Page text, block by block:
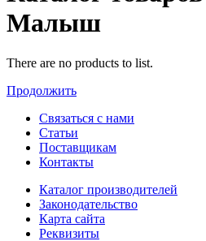
Малыш
There are no products to list.
Продолжить
Связаться с нами
Статьи
Поставщикам
Контакты
Каталог производителей
Законодательство
Карта сайта
Реквизиты